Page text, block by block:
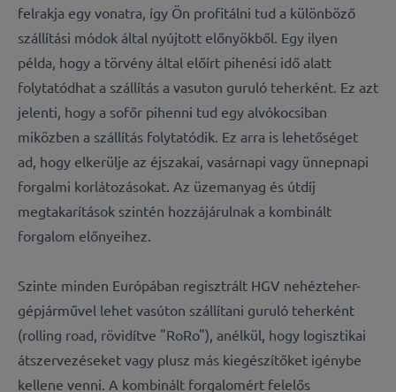
felrakja egy vonatra, így Ön profitálni tud a különböző
szállítási módok által nyújtott előnyökből. Egy ilyen
példa, hogy a törvény által előírt pihenési idő alatt
folytatódhat a szállítás a vasuton guruló teherként. Ez azt
jelenti, hogy a sofőr pihenni tud egy alvókocsiban
miközben a szállítás folytatódik. Ez arra is lehetőséget
ad, hogy elkerülje az éjszakai, vasárnapi vagy ünnepnapi
forgalmi korlátozásokat. Az üzemanyag és útdíj
megtakarítások szintén hozzájárulnak a kombinált
forgalom előnyeihez.
Szinte minden Európában regisztrált HGV nehézteher-
gépjárművel lehet vasúton szállítani guruló teherként
(rolling road, rövidítve "RoRo"), anélkül, hogy logisztikai
átszervezéseket vagy plusz más kiegészítőket igénybe
kellene venni. A kombinált forgalomért felelős